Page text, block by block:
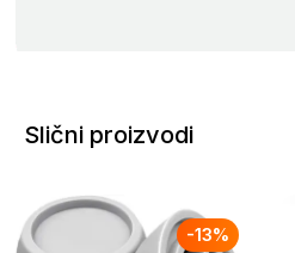
Slični proizvodi
-13%